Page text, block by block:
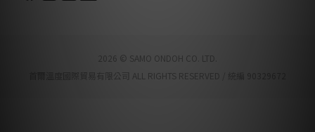
2026 © SAMO ONDOH CO. LTD.
首爾溫度國際貿易有限公司 ALL RIGHTS RESERVED / 統編 90329672